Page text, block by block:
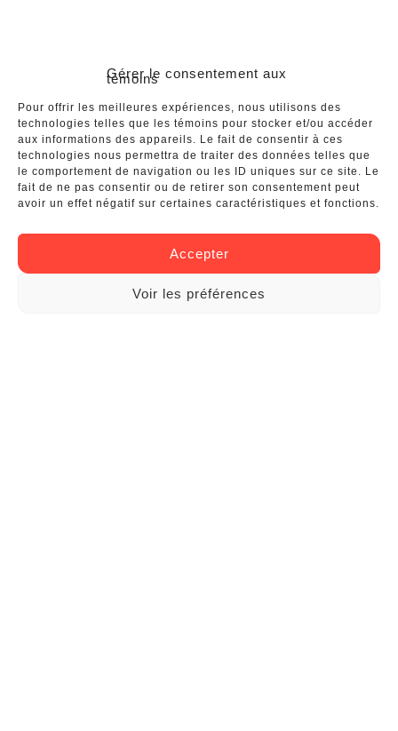
Gérer le consentement aux
témoins
Pour offrir les meilleures expériences, nous utilisons des
technologies telles que les témoins pour stocker et/ou accéder
aux informations des appareils. Le fait de consentir à ces
technologies nous permettra de traiter des données telles que
le comportement de navigation ou les ID uniques sur ce site. Le
fait de ne pas consentir ou de retirer son consentement peut
avoir un effet négatif sur certaines caractéristiques et fonctions.
Accepter
Voir les préférences